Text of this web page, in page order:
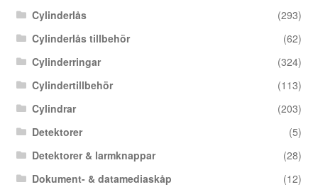
Cylinderlås
(293)
Cylinderlås tillbehör
(62)
Cylinderringar
(324)
Cylindertillbehör
(113)
Cylindrar
(203)
Detektorer
(5)
Detektorer & larmknappar
(28)
Dokument- & datamediaskåp
(12)